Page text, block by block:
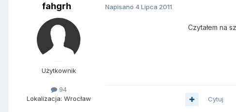
fahgrh
Użytkownik
94
Lokalizacja: Wrocław
Napisano 4 Lipca 2011
Czytałem na
Cytuj